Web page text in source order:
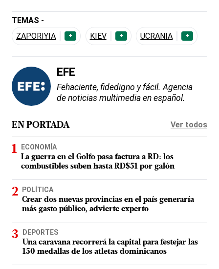
TEMAS -
ZAPORIYIA
+ KIEV + UCRANIA +
EFE
Fehaciente, fidedigno y fácil. Agencia
de noticias multimedia en español.
EN PORTADA Ver todos
ECONOMÍA
La guerra en el Golfo pasa factura a RD: los
combustibles suben hasta RD$51 por galón
POLÍTICA
Crear dos nuevas provincias en el país generaría
más gasto público, advierte experto
DEPORTES
Una caravana recorrerá la capital para festejar las
150 medallas de los atletas dominicanos